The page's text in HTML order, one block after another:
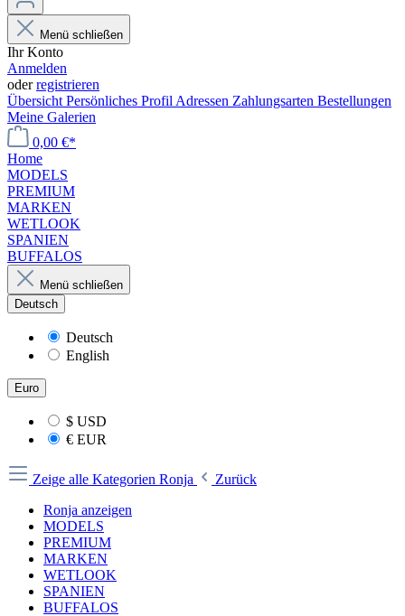
Menü schließen
Ihr Konto
Anmelden
oderregistrieren
Übersicht Persönliches Profil Adressen Zahlungsarten Bestellungen
Meine Galerien
0,00 €*
Home
MODELS
PREMIUM
MARKEN
WETLOOK
SPANIEN
BUFFALOS
Menü schließen
Deutsch
Deutsch
English
Euro
$ USD
€ EUR
Zeige alle Kategorien Ronja
Zurück
Ronja anzeigen
MODELS
PREMIUM
MARKEN
WETLOOK
SPANIEN
BUFFALOS